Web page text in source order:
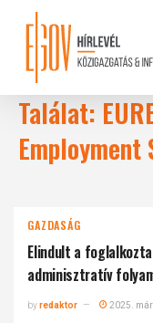
content
Találat:
Employment
GAZDASÁG
Elindult a
adminisztratív
byredaktor 2025.